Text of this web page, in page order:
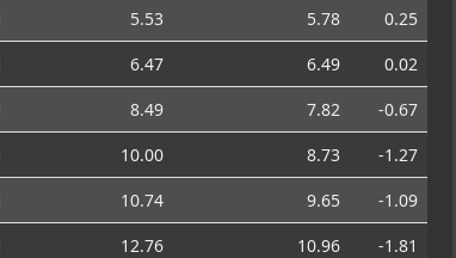
5.53 5.78
0.25
6.47 6.49
0.02
8.49 7.82
-0.67
10.00 8.73
-1.27
10.74 9.65
-1.09
12.76 10.96
-1.81